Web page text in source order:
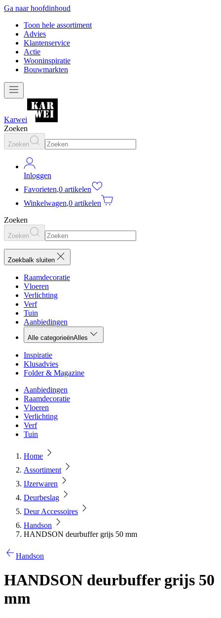
Ga naar hoofdinhoud
Toon hele assortiment
Advies
Klantenservice
Actie
Wooninspiratie
Bouwmarkten
Karwei
Zoeken
Zoeken
Inloggen
Favorieten,0 artikelen
Winkelwagen,0 artikelen
Zoeken
Zoeken
Zoekbalk sluiten
Raamdecoratie
Vloeren
Verlichting
Verf
Tuin
Aanbiedingen
Alle categorieënAlles
Inspiratie
Klusadvies
Folder & Magazine
Aanbiedingen
Raamdecoratie
Vloeren
Verlichting
Verf
Tuin
Home
Assortiment
IJzerwaren
Deurbeslag
Deur Accessoires
Handson
HANDSON deurbuffer grijs 50 mm
Handson
HANDSON deurbuffer grijs 50
mm